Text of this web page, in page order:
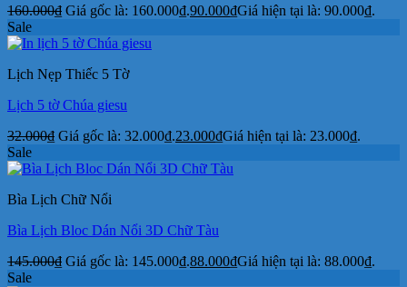
160.000₫ Giá gốc là: 160.000₫.90.000₫Giá hiện tại là: 90.000₫.
Sale
Lịch Nẹp Thiếc 5 Tờ
Lịch 5 tờ Chúa giesu
32.000₫ Giá gốc là: 32.000₫.23.000₫Giá hiện tại là: 23.000₫.
Sale
Bìa Lịch Chữ Nổi
Bìa Lịch Bloc Dán Nổi 3D Chữ Tàu
145.000₫ Giá gốc là: 145.000₫.88.000₫Giá hiện tại là: 88.000₫.
Sale